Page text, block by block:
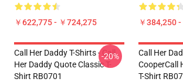
￥622,775 - ￥724,275 ￥384,250
Call Her Daddy T-Shirts - Call
Her Daddy Quote Classic T-
Shirt RB0701
-20%
Call Her
CooperCall
T-Shirt